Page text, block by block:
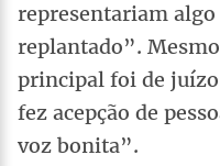
representariam
replantado”.
principal foi de
fez acepção de
voz bonita”.